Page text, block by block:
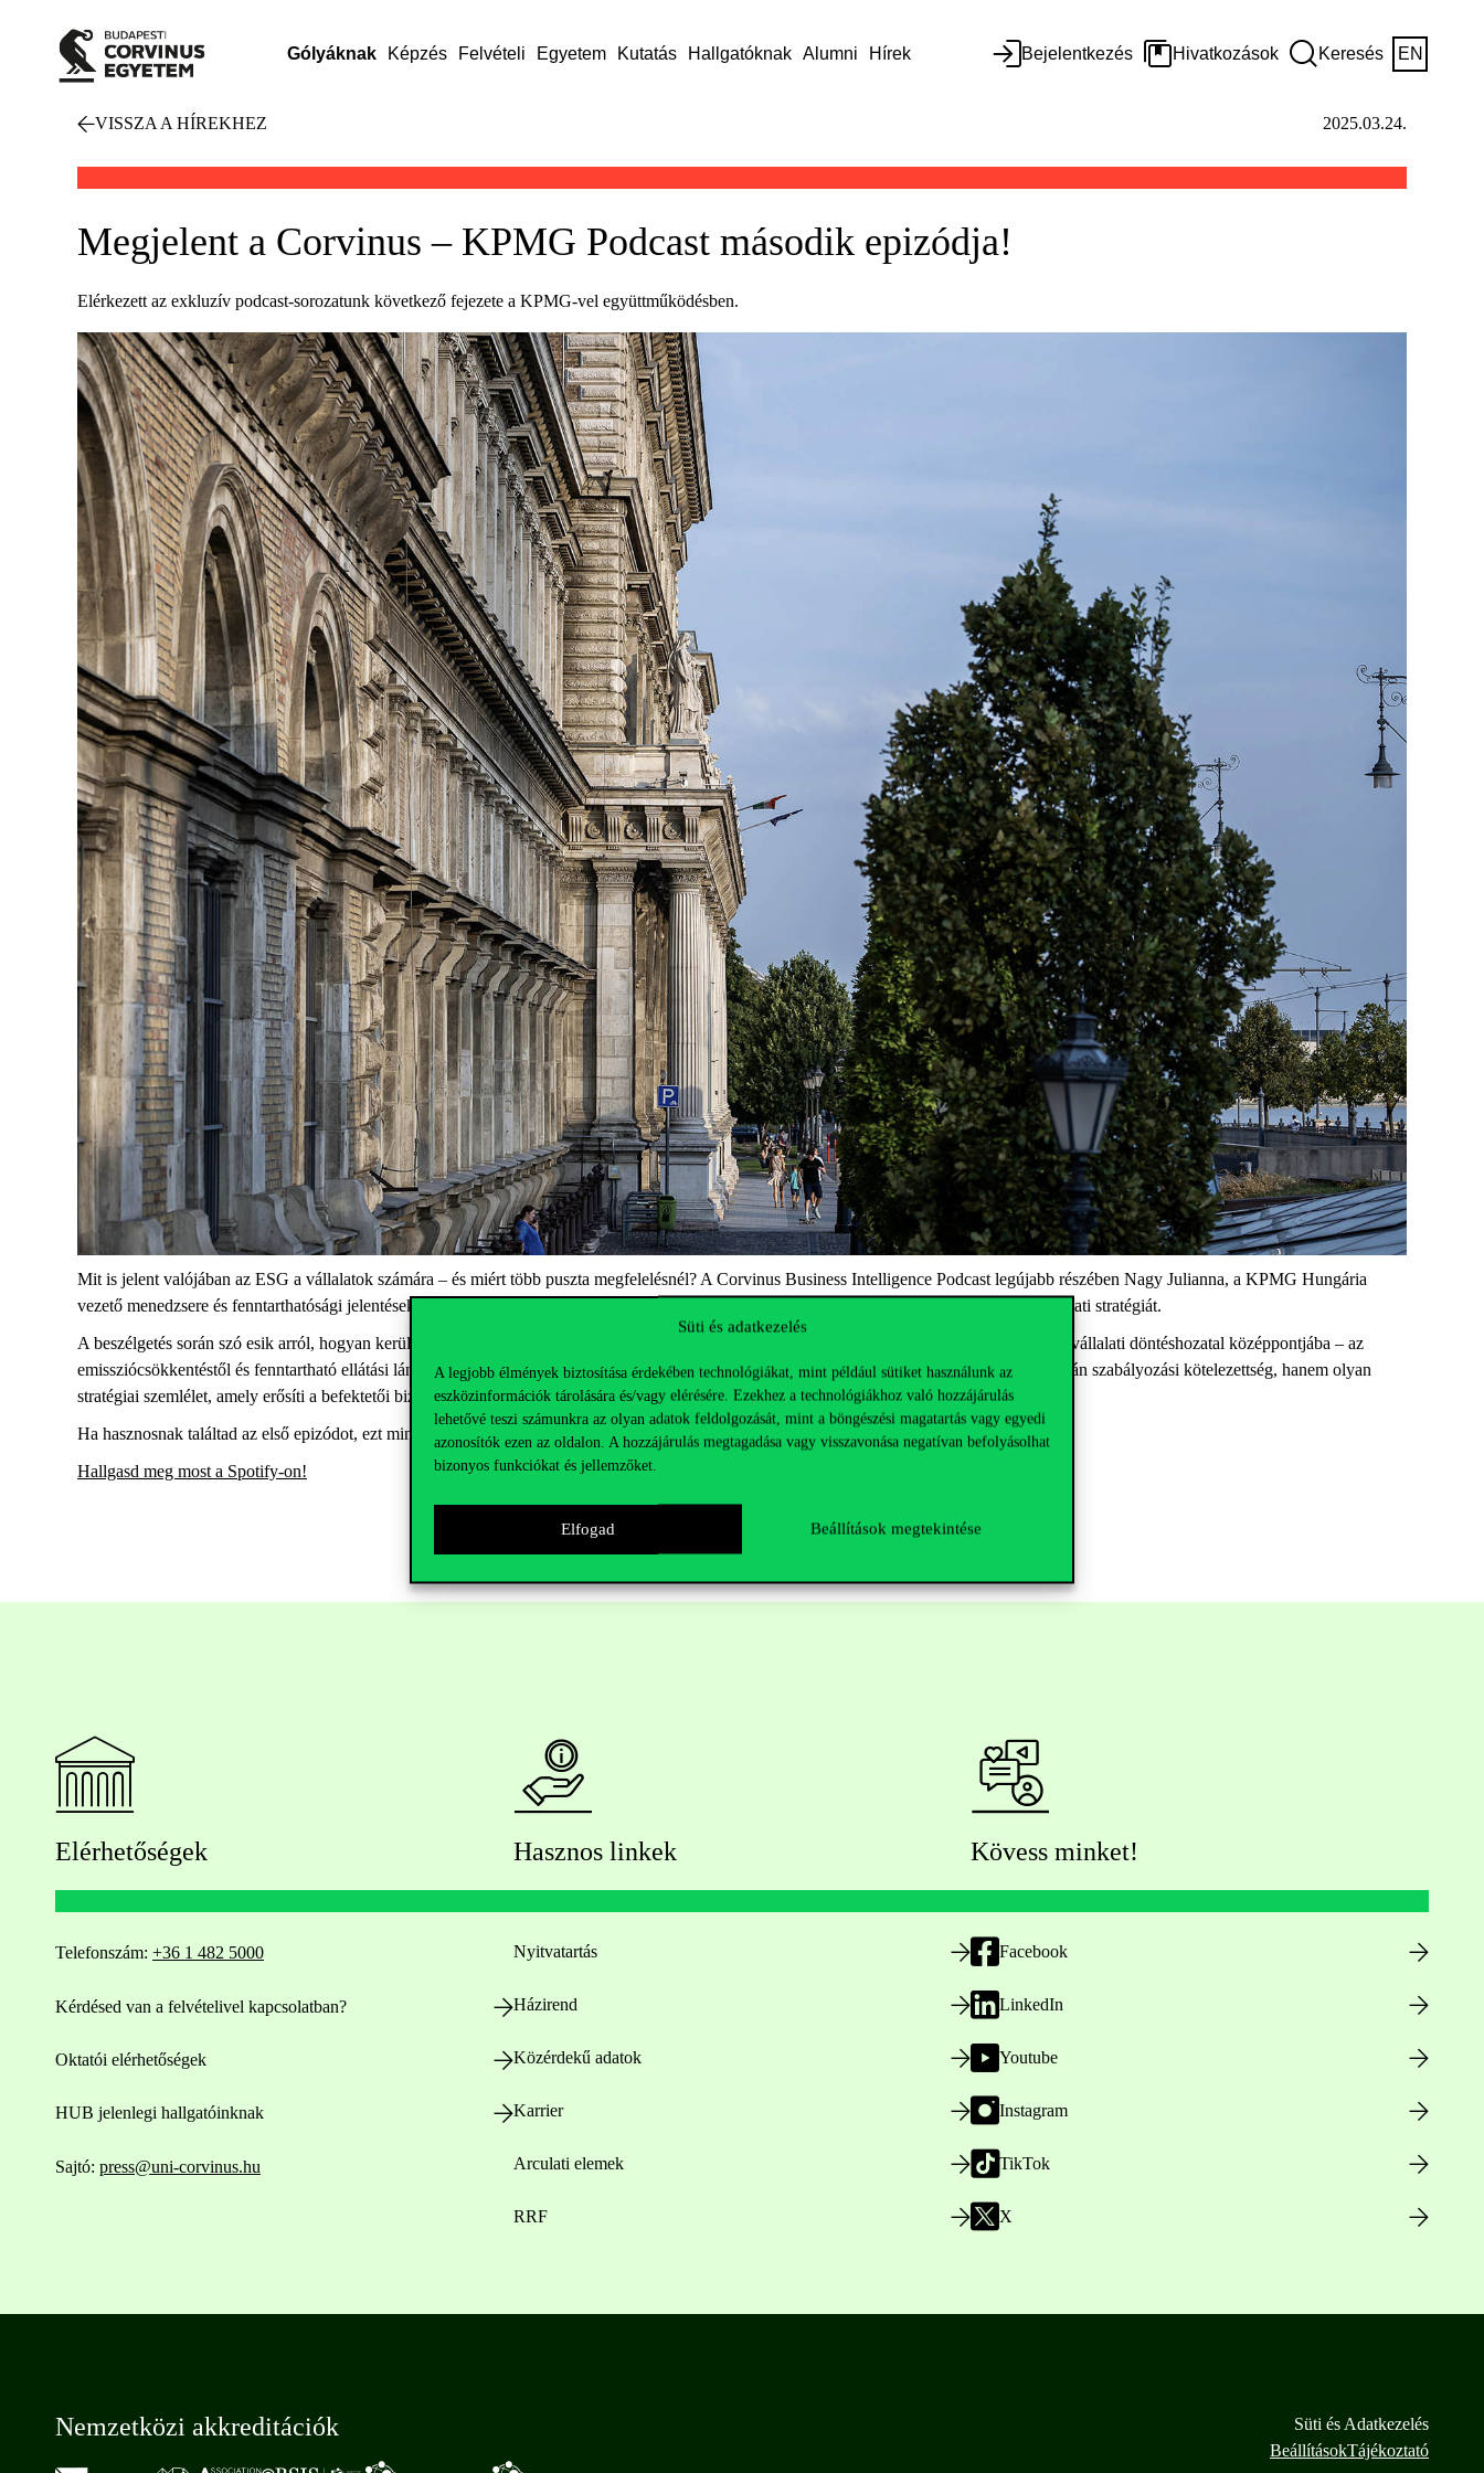
Süti és adatkezelés
A legjobb élmények biztosítása érdekében technológiákat, mint például sütiket használunk az
eszközinformációk tárolására és/vagy elérésére. Ezekhez a technológiákhoz való hozzájárulás
lehetővé teszi számunkra az olyan adatok feldolgozását, mint a böngészési magatartás vagy egyedi
azonosítók ezen az oldalon. A hozzájárulás megtagadása vagy visszavonása negatívan befolyásolhat
bizonyos funkciókat és jellemzőket.
Elfogad Beállítások megtekintése
Gólyáknak Képzés Felvételi Egyetem Kutatás Hallgatóknak Alumni Hírek Bejelentkezés Hivatkozások Keresés EN
VISSZA A HÍREKHEZ 2025.03.24.
Megjelent a Corvinus – KPMG Podcast második epizódja!
Elérkezett az exkluzív podcast-sorozatunk következő fejezete a KPMG-vel együttműködésben.
Mit is jelent valójában az ESG a vállalatok számára – és miért több puszta megfelelésnél? A Corvinus Business Intelligence Podcast legújabb részében Nagy Julianna, a KPMG Hungária
vezető menedzsere és fenntarthatósági jelentések szakértője beszélget Theodore
műsorvezetővel arról, hogyan alakítja át az ESG a vállalati stratégiát.
A beszélgetés során szó esik arról, hogyan kerülnek az
(környezeti, társadalmi és irányítási) szempontok a vállalati döntéshozatal középpontjába – az
emissziócsökkentéstől és fenntartható ellátási láncoktól kezdve egészen az átláthatóságig és etikus üzleti működésig. Az ESG ma már nem csupán szabályozási kötelezettség, hanem olyan
stratégiai szemlélet, amely erősíti a befektetői bizalmat, versenyelőnyt biztosíthat, és hozzájárul a hosszú távú üzleti ellenállóképességhez.
Ha hasznosnak találtad az első epizódot, ezt mindenképp hallgasd meg!
Hallgasd meg most a Spotify-on!
Elérhetőségek
Telefonszám: +36 1 482 5000
Kérdésed van a felvételivel kapcsolatban?
Oktatói elérhetőségek
HUB jelenlegi hallgatóinknak
Sajtó: press@uni-corvinus.hu
Hasznos linkek
Nyitvatartás
Házirend
Közérdekű adatok
Karrier
Arculati elemek
RRF
Kövess minket!
Facebook
LinkedIn
Youtube
Instagram
TikTok
X
Nemzetközi akkreditációk
Süti és Adatkezelés
BeállításokTájékoztató